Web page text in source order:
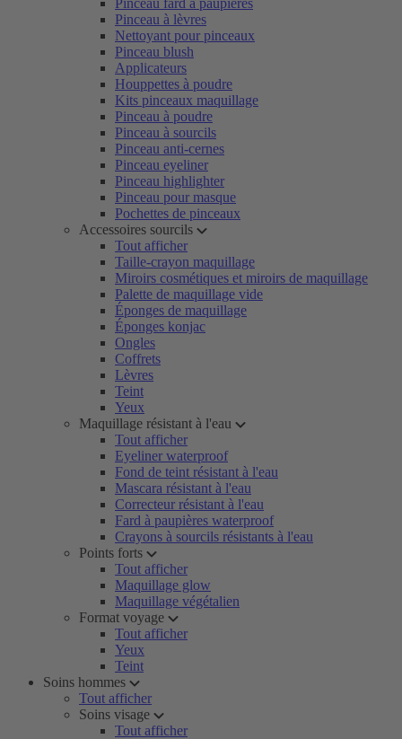
Pinceau fard à paupières
Pinceau à lèvres
Nettoyant pour pinceaux
Pinceau blush
Applicateurs
Houppettes à poudre
Kits pinceaux maquillage
Pinceau à poudre
Pinceau à sourcils
Pinceau anti-cernes
Pinceau eyeliner
Pinceau highlighter
Pinceau pour masque
Pochettes de pinceaux
Accessoires sourcils
Tout afficher
Taille-crayon maquillage
Miroirs cosmétiques et miroirs de maquillage
Palette de maquillage vide
Éponges de maquillage
Éponges konjac
Ongles
Coffrets
Lèvres
Teint
Yeux
Maquillage résistant à l'eau
Tout afficher
Eyeliner waterproof
Fond de teint résistant à l'eau
Mascara résistant à l'eau
Correcteur résistant à l'eau
Fard à paupières waterproof
Crayons à sourcils résistants à l'eau
Points forts
Tout afficher
Maquillage glow
Maquillage végétalien
Format voyage
Tout afficher
Yeux
Teint
Soins hommes
Tout afficher
Soins visage
Tout afficher